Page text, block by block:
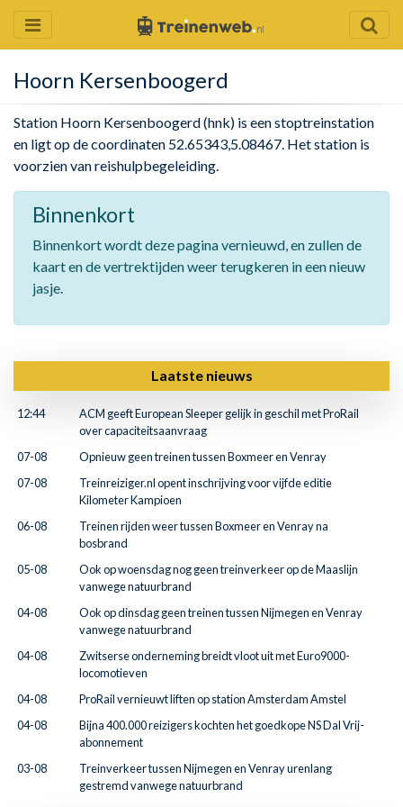
Hoorn Kersenboogerd
Station Hoorn Kersenboogerd (hnk) is een stoptreinstation
en ligt op de coordinaten 52.65343,5.08467. Het station is
voorzien van reishulpbegeleiding.
Binnenkort
Binnenkort wordt deze pagina vernieuwd, en zullen de
kaart en de vertrektijden weer terugkeren in een nieuw
jasje.
Laatste nieuws
12:44
ACM geeft European Sleeper gelijk in geschil met ProRail
over capaciteitsaanvraag
07-08
Opnieuw geen treinen tussen Boxmeer en Venray
07-08
Treinreiziger.nl opent inschrijving voor vijfde editie
Kilometer Kampioen
06-08
Treinen rijden weer tussen Boxmeer en Venray na
bosbrand
05-08
Ook op woensdag nog geen treinverkeer op de Maaslijn
vanwege natuurbrand
04-08
Ook op dinsdag geen treinen tussen Nijmegen en Venray
vanwege natuurbrand
04-08
Zwitserse onderneming breidt vloot uit met Euro9000-
locomotieven
04-08
ProRail vernieuwt liften op station Amsterdam Amstel
04-08
Bijna 400.000 reizigers kochten het goedkope NS Dal Vrij-
abonnement
03-08
Treinverkeer tussen Nijmegen en Venray urenlang
gestremd vanwege natuurbrand